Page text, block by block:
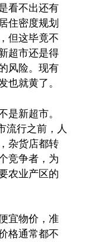
看不出还有
住密度规划
但这毕竟不
超市还是得
风险。现有
也就黄了。
是新超市。
流行之前，人
杂货店都转
竞争者，为
农业产区的
宜物价，准
格通常都不